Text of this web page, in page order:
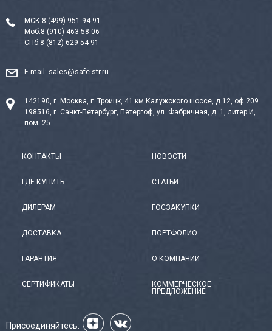
МСК:8 (499) 951-94-91
Моб:8 (910) 463-58-06
СПб:8 (812) 629-54-91
E-mail: sales@safe-str.ru
142190, г. Москва, г. Троицк, 41 км Калужского шоссе, д.12, оф.209
198516, г. Санкт-Петербург, Петергоф, ул. Фабричная, д. 1, литер И,
пом. 25
КОНТАКТЫ
ГДЕ КУПИТЬ
ДИЛЕРАМ
ДОСТАВКА
ГАРАНТИЯ
СЕРТИФИКАТЫ
НОВОСТИ
СТАТЬИ
ГОСЗАКУПКИ
ПОРТФОЛИО
О КОМПАНИИ
КОММЕРЧЕСКОЕ
ПРЕДЛОЖЕНИЕ
Присоединяйтесь: